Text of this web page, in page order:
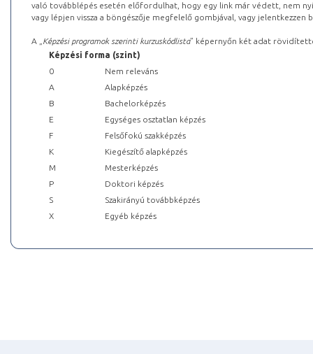
való továbblépés esetén előfordulhat, hogy egy link már védett, nem
vagy lépjen vissza a böngészője megfelelő gombjával, vagy
A „ Képzési programok szerinti kurzuskódlista” képernyőn két adat
Képzési forma (szint)
0
Nem releváns
A
Alapképzés
B
Bachelorképzés
E
Egységes osztatlan képzés
F
Felsőfokú szakképzés
K
Kiegészítő alapképzés
M
Mesterképzés
P
Doktori képzés
S
Szakirányú továbbképzés
X
Egyéb képzés